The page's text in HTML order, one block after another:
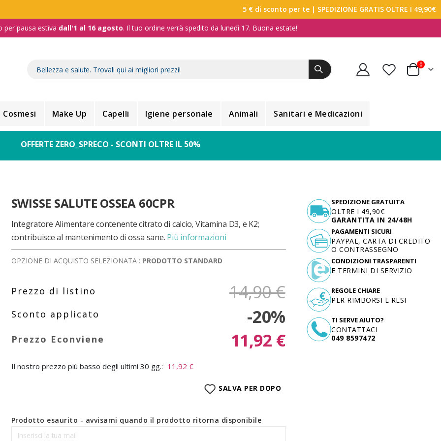
5 € di sconto per te | SPEDIZIONE GRATIS OLTRE I 49,90€
per pausa estiva dall'1 al 16 agosto. Il tuo ordine verrà spedito da lunedì 17. Buona estate!
Carrello
0
Cosmesi Make Up Capelli Igiene personale Animali Sanitari e Medicazioni
OFFERTE ZERO_SPRECO - SCONTI OLTRE IL 50%
SWISSE SALUTE OSSEA 60CPR
Integratore Alimentare contenente citrato di calcio, Vitamina D3, e K2;
contribuisce al mantenimento di ossa sane. Più informazioni
OPZIONE DI ACQUISTO SELEZIONATA : PRODOTTO STANDARD
14,90 €
-20%
11,92 €
Il nostro prezzo più basso degli ultimi 30 gg.: 11,92 €
SALVA PER DOPO
Prodotto esaurito - avvisami quando il prodotto ritorna disponibile
SPEDIZIONE GRATUITA
OLTRE I 49,90€
GARANTITA IN 24/48H
TI SERVE AIUTO?
CONTATTACI
049 8597472
PAGAMENTI SICURI
PAYPAL, CARTA DI CREDITO
O CONTRASSEGNO
CONDIZIONI TRASPARENTI
E TERMINI DI SERVIZIO
REGOLE CHIARE
PER RIMBORSI E RESI